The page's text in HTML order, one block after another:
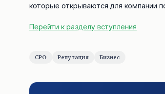
которые открываются для компании
Перейти к разделу вступления
СРО Репутация Бизнес